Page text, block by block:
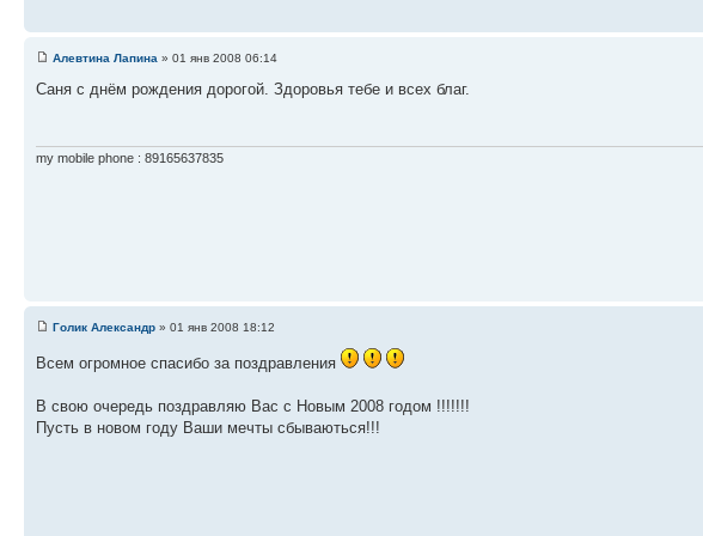
Алевтина Лапина » 01 янв 2008 06:14
Саня с днём рождения дорогой. Здоровья тебе и всех благ.
my mobile phone : 89165637835
Голик Александр » 01 янв 2008 18:12
Всем огромное спасибо за поздравления
В свою очередь поздравляю Вас с Новым 2008 годом !!!!!!!
Пусть в новом году Ваши мечты сбываються!!!